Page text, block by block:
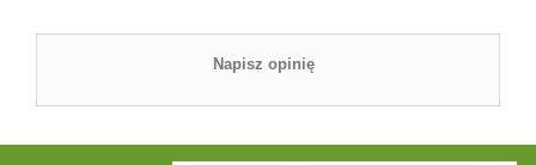
Napisz opinię